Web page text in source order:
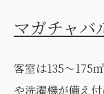
マガチャバ
客室は135〜175
や洗濯機が備え